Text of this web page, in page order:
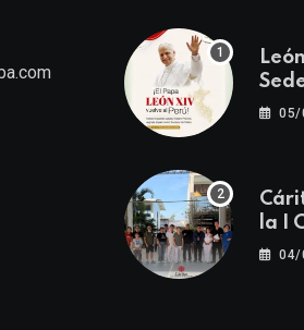
del05/
la I
04/